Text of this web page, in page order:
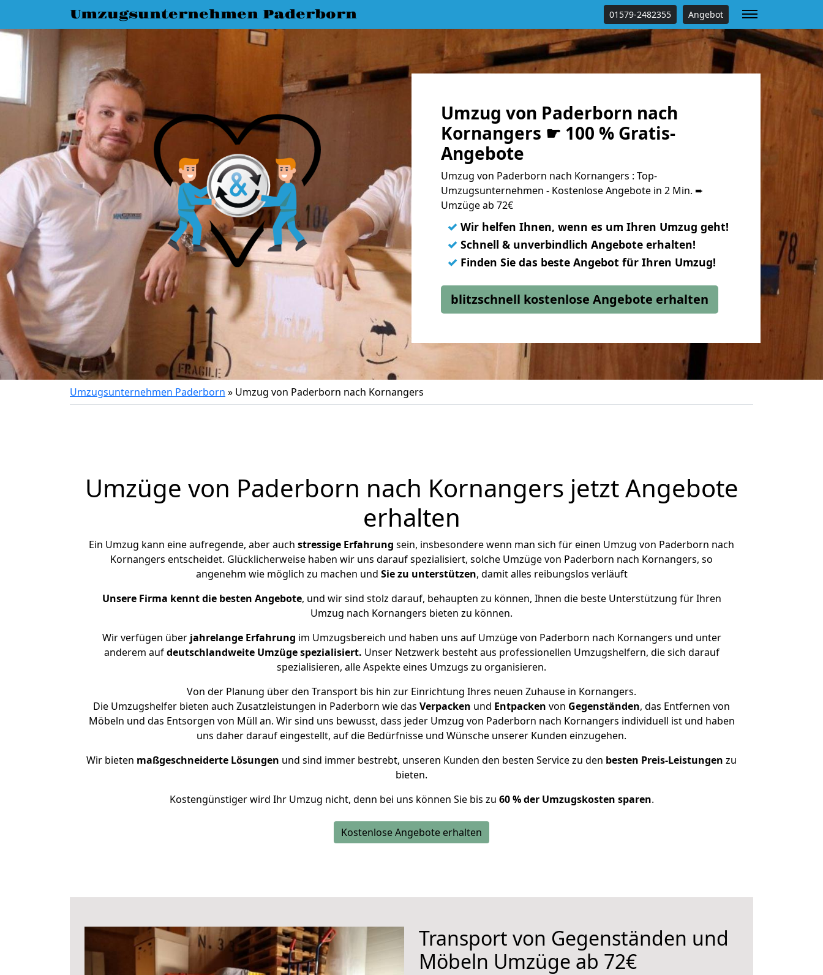
Umzugsunternehmen Paderborn 01579-2482355 Angebot
Umzug von Paderborn nach
Kornangers ☛ 100 % Gratis-
Angebote
Umzug von Paderborn nach Kornangers : Top-
Umzugsunternehmen - Kostenlose Angebote in 2 Min. ➨
Umzüge ab 72€
✓ Wir helfen Ihnen, wenn es um Ihren Umzug geht!
✓ Schnell & unverbindlich Angebote erhalten!
✓ Finden Sie das beste Angebot für Ihren Umzug!
blitzschnell kostenlose Angebote erhalten
Umzugsunternehmen Paderborn » Umzug von Paderborn nach Kornangers
Umzüge von Paderborn nach Kornangers jetzt Angebote
erhalten
Ein Umzug kann eine aufregende, aber auch stressige Erfahrung sein, insbesondere wenn man sich für einen Umzug von Paderborn nach
Kornangers entscheidet. Glücklicherweise haben wir uns darauf spezialisiert, solche Umzüge von Paderborn nach Kornangers, so
angenehm wie möglich zu machen und Sie zu unterstützen, damit alles reibungslos verläuft
Unsere Firma kennt die besten Angebote, und wir sind stolz darauf, behaupten zu können, Ihnen die beste Unterstützung für Ihren
Umzug nach Kornangers bieten zu können.
Wir verfügen überjahrelange Erfahrung im Umzugsbereich und haben uns auf Umzüge von Paderborn nach Kornangers und unter
anderem aufdeutschlandweite Umzüge spezialisiert. Unser Netzwerk besteht aus professionellen Umzugshelfern, die sich darauf
spezialisieren, alle Aspekte eines Umzugs zu organisieren.
Von der Planung über den Transport bis hin zur Einrichtung Ihres neuen Zuhause in Kornangers.
Die Umzugshelfer bieten auch Zusatzleistungen in Paderborn wie das Verpacken und Entpacken von Gegenständen, das Entfernen von
Möbeln und das Entsorgen von Müll an. Wir sind uns bewusst, dass jeder Umzug von Paderborn nach Kornangers individuell ist und haben
uns daher darauf eingestellt, auf die Bedürfnisse und Wünsche unserer Kunden einzugehen.
Wir bieten maßgeschneiderte Lösungen und sind immer bestrebt, unseren Kunden den besten Service zu den besten Preis-Leistungen zu
bieten.
Kostengünstiger wird Ihr Umzug nicht, denn bei uns können Sie bis zu 60 % der Umzugskosten sparen.
Kostenlose Angebote erhalten
Transport von Gegenständen und
Möbeln Umzüge ab 72€